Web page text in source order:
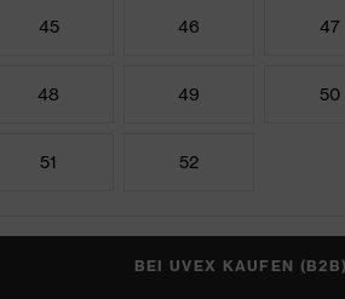
45 46 47
48 49 50
51 52
BEI UVEX KAUFEN (B2B)